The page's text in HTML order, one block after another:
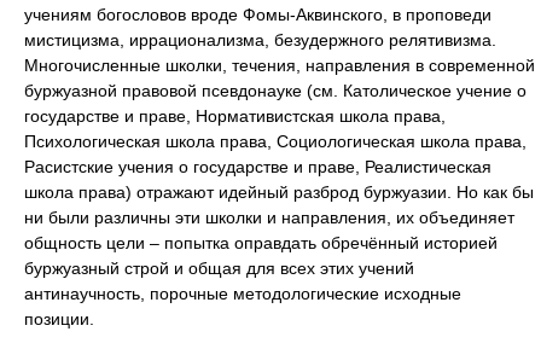
учениям богословов вроде Фомы-Аквинского, в проповеди
мистицизма, иррационализма, безудержного релятивизма.
Многочисленные школки, течения, направления в современной
буржуазной правовой псевдонауке (см. Католическое учение о
государстве и праве, Нормативистская школа права,
Психологическая школа права, Социологическая школа права,
Расистские учения о государстве и праве, Реалистическая
школа права) отражают идейный разброд буржуазии. Но как бы
ни были различны эти школки и направления, их объединяет
общность цели – попытка оправдать обречённый историей
буржуазный строй и общая для всех этих учений
антинаучность, порочные методологические исходные
позиции.